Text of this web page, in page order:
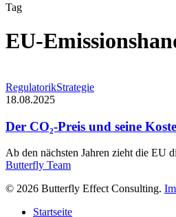
Tag
EU-
Der
CO₂-
und
seine
Kosten
für
den
Mittelstand
Was
RegulatorikStrategie
18.08.2025
Der CO₂-Preis und seine
Ab den nächsten Jahren zieht die EU
Butterfly Team
© 2026 Butterfly Effect Consulting.
Close
Startseite